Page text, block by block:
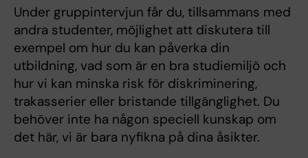
Under gruppintervjun får du, tillsammans med
andra studenter, möjlighet att diskutera till
exempel om hur du kan påverka din
utbildning, vad som är en bra studiemiljö och
hur vi kan minska risk för diskriminering,
trakasserier eller bristande tillgänglighet. Du
behöver inte ha någon speciell kunskap om
det här, vi är bara nyfikna på dina åsikter.